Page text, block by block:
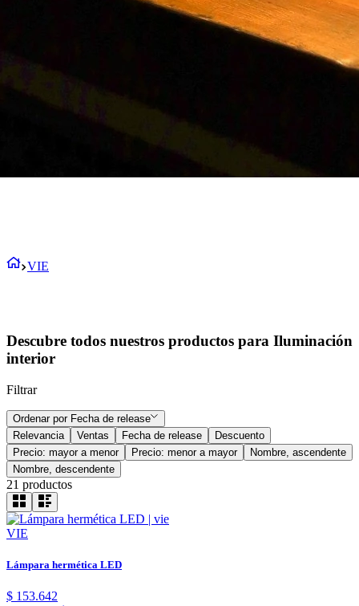
VIE
Descubre todos nuestros productos para Iluminación
interior
Filtrar
Ordenar por Fecha de release
Relevancia
Ventas Fecha de release
Descuento
Precio: mayor a menor
Precio: menor a mayor
Nombre, ascendente
Nombre, descendente
21 productos
VIE
Lámpara hermética LED
$ 153.642